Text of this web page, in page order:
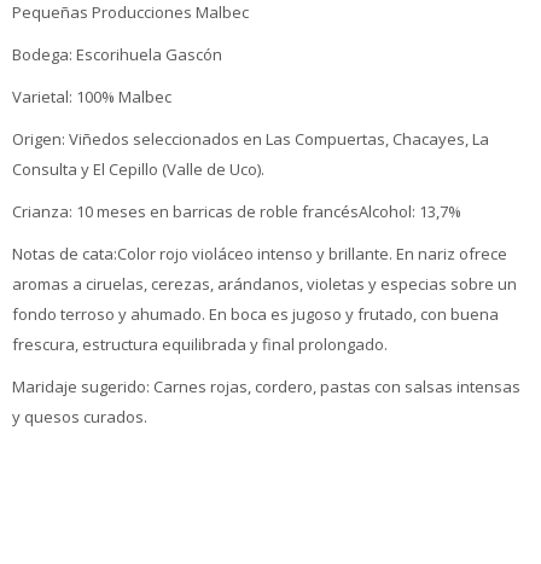
Pequeñas Producciones Malbec
Bodega: Escorihuela Gascón
Varietal: 100% Malbec
Origen: Viñedos seleccionados en Las Compuertas, Chacayes, La
Consulta y El Cepillo (Valle de Uco).
Crianza: 10 meses en barricas de roble francésAlcohol: 13,7%
Notas de cata:Color rojo violáceo intenso y brillante. En nariz ofrece
aromas a ciruelas, cerezas, arándanos, violetas y especias sobre un
fondo terroso y ahumado. En boca es jugoso y frutado, con buena
frescura, estructura equilibrada y final prolongado.
Maridaje sugerido: Carnes rojas, cordero, pastas con salsas intensas
y quesos curados.